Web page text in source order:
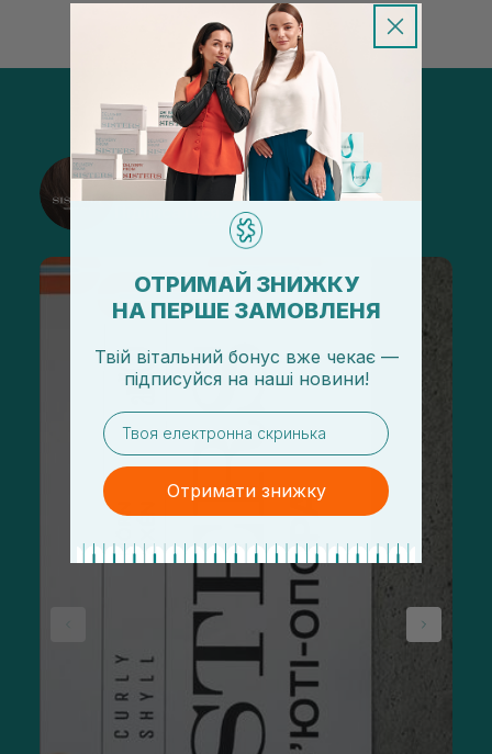
@sisters_stelmakh в Instagram
ОТРИМАЙ ЗНИЖКУ
НА ПЕРШЕ ЗАМОВЛЕНЯ
Твій вітальний бонус вже чекає —
підписуйся на наші новини!
email
Отримати знижку